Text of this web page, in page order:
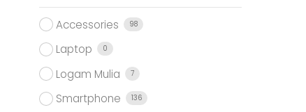
Accessories 98
Laptop 0
Logam Mulia 7
Smartphone 136